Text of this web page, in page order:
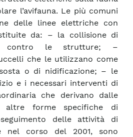
l’avifauna. Le più comuni
delle linee elettriche con
da: – la collisione di
contro le strutture; –
che le utilizzano come
o di nidificazione; – le
e i necessari interventi di
che derivano dalle
forme specifiche di
delle attività di
nel corso del 2001, sono